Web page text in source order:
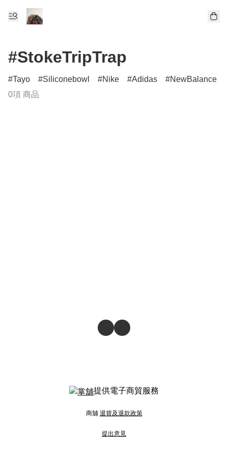
#StokeTripTrap
Tayo Siliconebowl Nike Adidas
NewBalance
0項 商品
提供電子商貿服務
商舖 退貨及退款政策
提出意見